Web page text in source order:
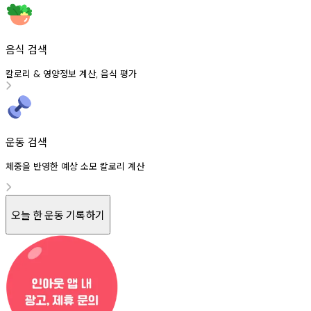
음식 검색
칼로리 & 영양정보 계산, 음식 평가
운동 검색
체중을 반영한 예상 소모 칼로리 계산
오늘 한 운동 기록하기